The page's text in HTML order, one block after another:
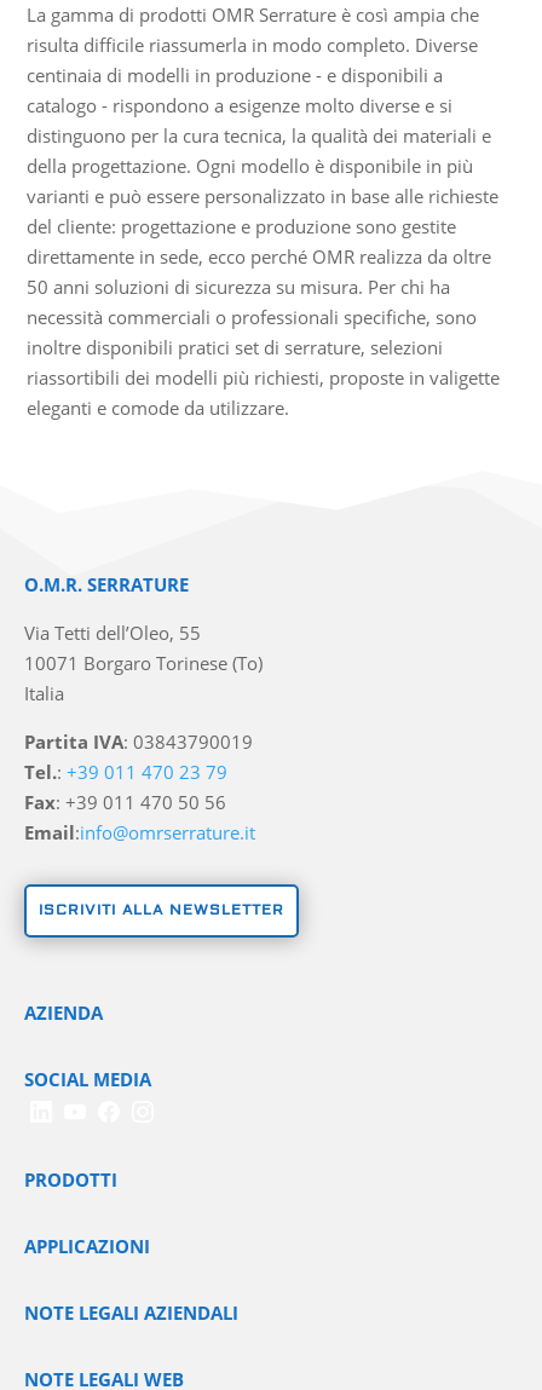
La gamma di prodotti OMR Serrature è così ampia che
risulta difficile riassumerla in modo completo. Diverse
centinaia di modelli in produzione - e disponibili a
catalogo - rispondono a esigenze molto diverse e si
distinguono per la cura tecnica, la qualità dei materiali e
della progettazione. Ogni modello è disponibile in più
varianti e può essere personalizzato in base alle richieste
del cliente: progettazione e produzione sono gestite
direttamente in sede, ecco perché OMR realizza da oltre
50 anni soluzioni di sicurezza su misura. Per chi ha
necessità commerciali o professionali specifiche, sono
inoltre disponibili pratici set di serrature, selezioni
riassortibili dei modelli più richiesti, proposte in valigette
eleganti e comode da utilizzare.
O.M.R. SERRATURE
Via Tetti dell’Oleo, 55
10071 Borgaro Torinese (To)
Italia
Partita IVA: 03843790019
Tel.:+39 011 470 23 79
Fax: +39 011 470 50 56
Email:info@omrserrature.it
ISCRIVITI ALLA NEWSLETTER
AZIENDA
SOCIAL MEDIA
PRODOTTI
APPLICAZIONI
NOTE LEGALI AZIENDALI
NOTE LEGALI WEB